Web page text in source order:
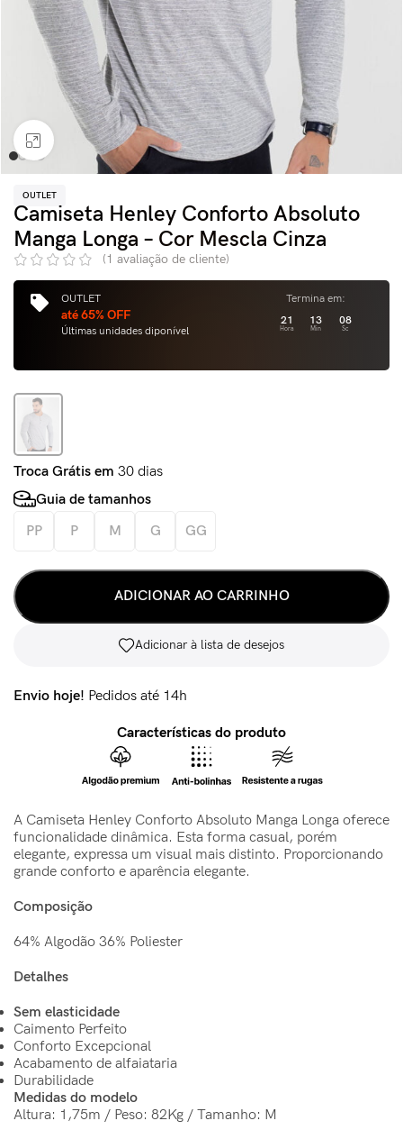
Clique para ampliar
OUTLET
Camiseta Henley Conforto Absoluto
Manga Longa – Cor Mescla Cinza
(1 avaliação de cliente)
OUTLET
até 65% OFF
Últimas unidades diponível
Termina em:
21
Hora
13
Min
07
Sc
Troca Grátis em 30 dias
Guia de tamanhos
PP
P M G GG
ADICIONAR AO CARRINHO
Adicionar à lista de desejos
Envio hoje! Pedidos até 14h
Características do produto
A Camiseta Henley Conforto Absoluto Manga Longa oferece
funcionalidade dinâmica. Esta forma casual, porém
elegante, expressa um visual mais distinto. Proporcionando
grande conforto e aparência elegante.
Composição
64% Algodão 36% Poliester
Detalhes
Sem elasticidade
Caimento Perfeito
Conforto Excepcional
Acabamento de alfaiataria
Durabilidade
Medidas do modelo
Altura: 1,75m / Peso: 82Kg / Tamanho: M